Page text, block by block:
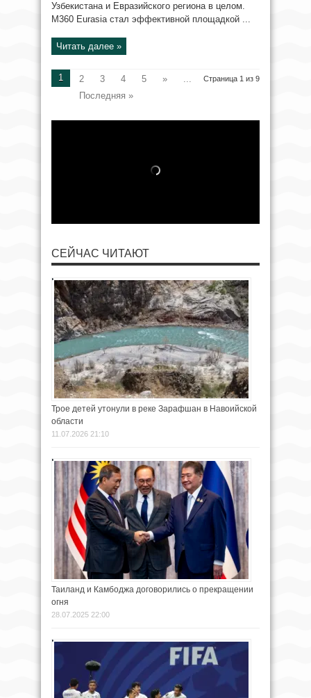
Узбекистана и Евразийского региона в целом.
M360 Eurasia стал эффективной площадкой ...
Читать далее »
Страница 1 из 9
1 2 3 4 5 »
...
Последняя »
СЕЙЧАС ЧИТАЮТ
Трое детей утонули в реке Зарафшан в Навоийской
области
11.07.2026 21:10
Таиланд и Камбоджа договорились о прекращении
огня
28.07.2025 22:00